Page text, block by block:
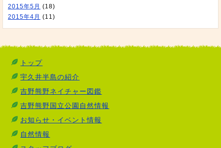
2015年5月 (18)
2015年4月 (11)
トップ
宇久井半島の紹介
吉野熊野ネイチャー図鑑
吉野熊野国立公園自然情報
お知らせ・イベント情報
自然情報